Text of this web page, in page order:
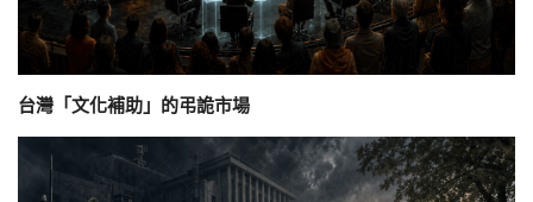
台灣「文化補助」的弔詭市場